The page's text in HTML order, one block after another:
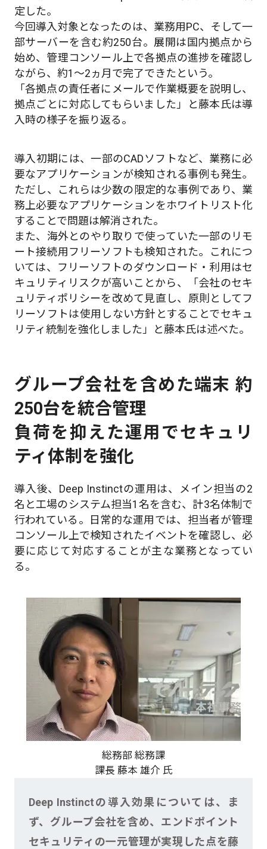
定した。
今回導入対象となったのは、業務用PC、そして一
部サーバーを含む約250台。展開は国内拠点から
始め、管理コンソール上で各拠点の進捗を確認し
ながら、約1～2ヵ月で完了できたという。
「各拠点の責任者にメールで作業概要を説明し、
拠点ごとに対応してもらいました」と藤本氏は導
入時の様子を振り返る。
導入初期には、一部のCADソフトなど、業務に必
要なアプリケーションが検知される事例も発生。
ただし、これらは少数の限定的な事例であり、業
務上必要なアプリケーションをホワイトリスト化
することで問題は解消された。
また、海外とのやり取りで使っていた一部のリモ
ート接続用フリーソフトも検知された。これにつ
いては、フリーソフトのダウンロード・利用はセ
キュリティリスクが高いことから、「会社のセキ
ュリティポリシーを改めて見直し、原則としてフ
リーソフトは使用しない方針とすることでセキュ
リティ統制を強化しました」と藤本氏は述べた。
グループ会社を含めた端末 約
250台を統合管理
負荷を抑えた運用でセキュリ
ティ体制を強化
導入後、Deep Instinctの運用は、メイン担当の2
名と工場のシステム担当1名を含む、計3名体制で
行われている。日常的な運用では、担当者が管理
コンソール上で検知されたイベントを確認し、必
要に応じて対応することが主な業務となってい
る。
総務部 総務課
課長 藤本 雄介 氏
Deep Instinctの導入効果については、ま
ず、グループ会社を含め、エンドポイント
セキュリティの一元管理が実現した点を藤